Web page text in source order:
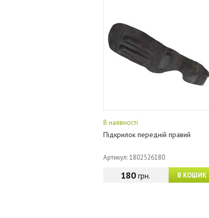
В наявності
Підкрилок передній правий
Артикул: 1802526180
В КОШИК
180грн.